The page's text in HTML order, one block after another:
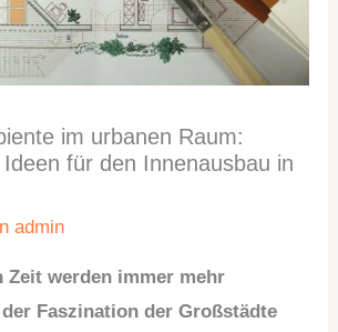
im urbanen Raum:
für den Innenausbau in
admin
Zeit werden immer mehr
Faszination der Großstädte